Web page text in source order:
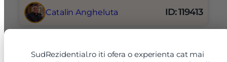
Catalin Angheluta ID: 119413
SudRezidential.ro iti ofera o experienta cat mai
Nume